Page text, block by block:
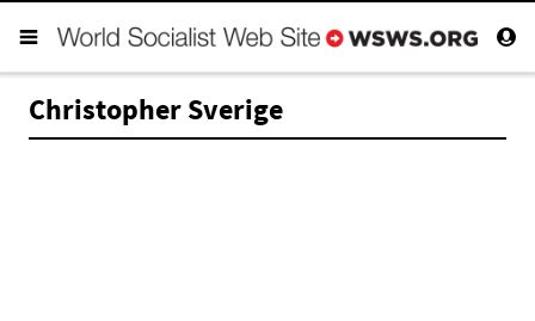
Christopher Sverige